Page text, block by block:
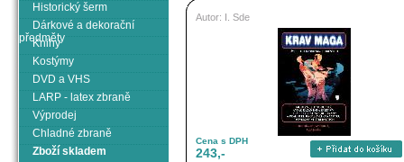
Autor: I. Sde
Cena s DPH
243,-
Historický šerm
Dárkové a dekorační
předměty
Knihy
Kostýmy
DVD a VHS
LARP - latex zbraně
Výprodej
Chladné zbraně
Zboží skladem